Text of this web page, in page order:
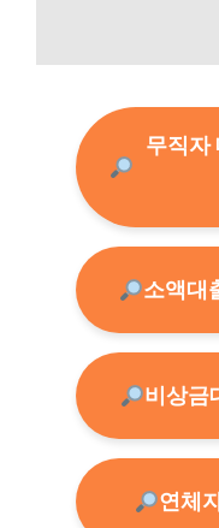
무직자
소액대
비상금
연체